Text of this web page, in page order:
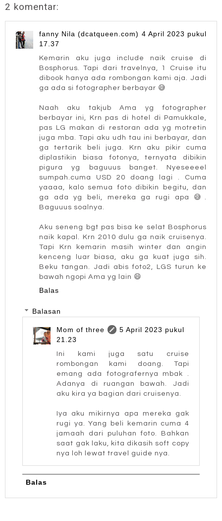
2 komentar:
fanny Nila (dcatqueen.com) 4 April 2023 pukul
17.37
Kemarin aku juga include naik cruise di
Bosphorus. Tapi dari travelnya, 1 Cruise itu
dibook hanya ada rombongan kami aja. Jadi
ga ada si fotographer berbayar 😅
Naah aku takjub Ama yg fotographer
berbayar ini, Krn pas di hotel di Pamukkale,
pas LG makan di restoran ada yg motretin
juga mba. Tapi aku udh tau ini berbayar, dan
ga tertarik beli juga. Krn aku pikir cuma
diplastikin biasa fotonya, ternyata dibikin
pigura yg baguuus banget. Nyeseeeel
sumpah.cuma USD 20 doang lagi . Cuma
yaaaa, kalo semua foto dibikin begitu, dan
ga ada yg beli, mereka ga rugi apa 😅.
Baguuus soalnya.
Aku seneng bgt pas bisa ke selat Bosphorus
naik kapal. Krn 2010 dulu ga naik cruisenya.
Tapi Krn kemarin masih winter dan angin
kenceng luar biasa, aku ga kuat juga sih.
Beku tangan. Jadi abis foto2, LGS turun ke
bawah ngopi Ama yg lain 😄
Balas
Balasan
Mom of three
5 April 2023 pukul
21.23
Ini kami juga satu cruise
rombongan kami doang. Tapi
emang ada fotografernya mbak .
Adanya di ruangan bawah. Jadi
aku kira ya bagian dari cruisenya.
Iya aku mikirnya apa mereka gak
rugi ya. Yang beli kemarin cuma 4
jamaah dari puluhan foto. Bahkan
saat gak laku, kita dikasih soft copy
nya loh lewat travel guide nya.
Balas